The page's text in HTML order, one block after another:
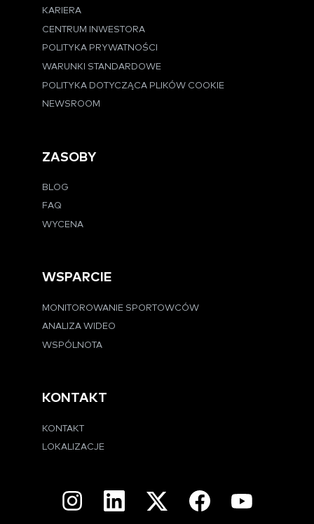
KARIERA
CENTRUM INWESTORA
POLITYKA PRYWATNOŚCI
WARUNKI STANDARDOWE
POLITYKA DOTYCZĄCA PLIKÓW COOKIE
NEWSROOM
ZASOBY
BLOG
FAQ
WYCENA
WSPARCIE
MONITOROWANIE SPORTOWCÓW
ANALIZA WIDEO
WSPÓLNOTA
KONTAKT
KONTAKT
LOKALIZACJE